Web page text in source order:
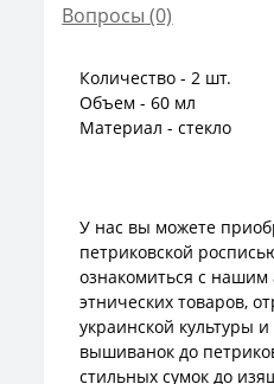
Вопросы (0)
Количество - 2 шт.
Объем - 60 мл
Материал - стекло
У нас вы можете
петриковской
ознакомиться с нашим
этнических товаров,
украинской культуры
вышиванок до
стильных сумок до